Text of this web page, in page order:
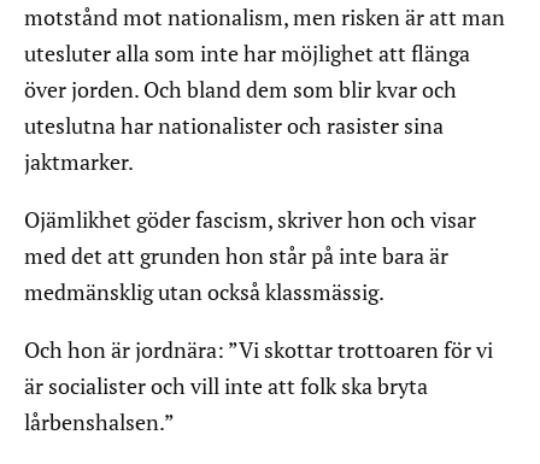
motstånd mot nationalism, men risken är att man
utesluter alla som inte har möjlighet att flänga
över jorden. Och bland dem som blir kvar och
uteslutna har nationalister och rasister sina
jaktmarker.
Ojämlikhet göder fascism, skriver hon och visar
med det att grunden hon står på inte bara är
medmänsklig utan också klassmässig.
Och hon är jordnära: ”Vi skottar trottoaren för vi
är socialister och vill inte att folk ska bryta
lårbenshalsen.”